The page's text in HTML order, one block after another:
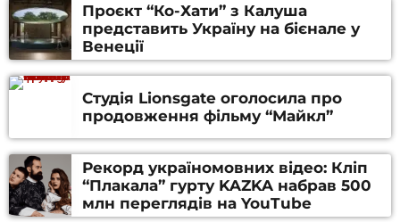
Проєкт “Ко-Хати” з Калуша
представить Україну на бієнале у
Венеції
Студія Lionsgate оголосила про
продовження фільму “Майкл”
Рекорд україномовних відео: Кліп
“Плакала” гурту KAZKA набрав 500
млн переглядів на YouTube